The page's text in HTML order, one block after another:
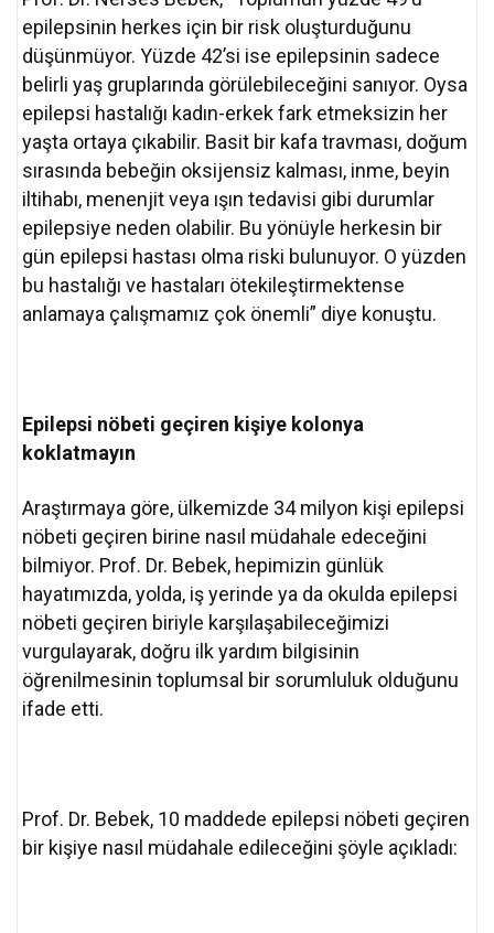
epilepsinin herkes için bir risk oluşturduğunu
düşünmüyor. Yüzde 42’si ise epilepsinin sadece
belirli yaş gruplarında görülebileceğini sanıyor. Oysa
epilepsi hastalığı kadın-erkek fark etmeksizin her
yaşta ortaya çıkabilir. Basit bir kafa travması, doğum
sırasında bebeğin oksijensiz kalması, inme, beyin
iltihabı, menenjit veya ışın tedavisi gibi durumlar
epilepsiye neden olabilir. Bu yönüyle herkesin bir
gün epilepsi hastası olma riski bulunuyor. O yüzden
bu hastalığı ve hastaları ötekileştirmektense
anlamaya çalışmamız çok önemli” diye konuştu.
Epilepsi nöbeti geçiren kişiye kolonya
koklatmayın
Araştırmaya göre, ülkemizde 34 milyon kişi epilepsi
nöbeti geçiren birine nasıl müdahale edeceğini
bilmiyor. Prof. Dr. Bebek, hepimizin günlük
hayatımızda, yolda, iş yerinde ya da okulda epilepsi
nöbeti geçiren biriyle karşılaşabileceğimizi
vurgulayarak, doğru ilk yardım bilgisinin
öğrenilmesinin toplumsal bir sorumluluk olduğunu
ifade etti.
Prof. Dr. Bebek, 10 maddede epilepsi nöbeti geçiren
bir kişiye nasıl müdahale edileceğini şöyle açıkladı: